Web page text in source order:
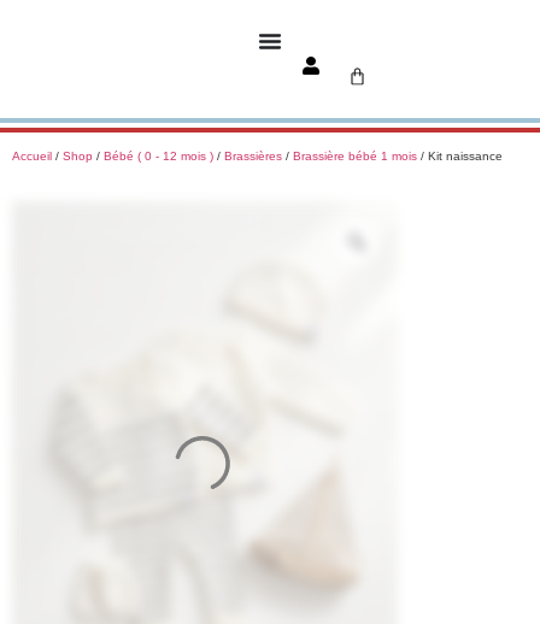
Accueil / Shop / Bébé ( 0 - 12 mois ) / Brassières / Brassière bébé 1 mois / Kit naissance